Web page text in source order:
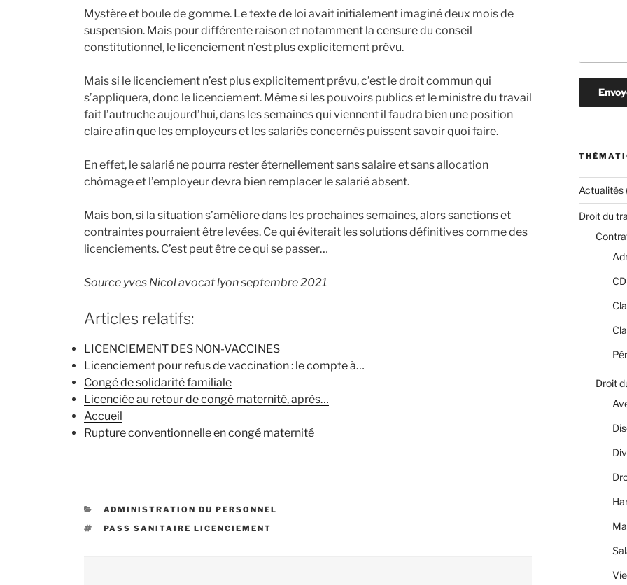
Mystère et boule de gomme. Le texte de loi avait initialement imaginé deux mois de
suspension. Mais pour différente raison et notamment la censure du conseil
constitutionnel, le licenciement n’est plus explicitement prévu.
Mais si le licenciement n’est plus explicitement prévu, c’est le droit commun qui
s’appliquera, donc le licenciement. Même si les pouvoirs publics et le ministre du travail
fait l’autruche aujourd’hui, dans les semaines qui viennent il faudra bien une position
claire afin que les employeurs et les salariés concernés puissent savoir quoi faire.
En effet, le salarié ne pourra rester éternellement sans salaire et sans allocation
chômage et l’employeur devra bien remplacer le salarié absent.
Mais bon, si la situation s’améliore dans les prochaines semaines, alors sanctions et
contraintes pourraient être levées. Ce qui éviterait les solutions définitives comme des
licenciements. C’est peut être ce qui se passer…
Source yves Nicol avocat lyon septembre 2021
Articles relatifs:
LICENCIEMENT DES NON-VACCINES
Licenciement pour refus de vaccination : le compte à…
Congé de solidarité familiale
Licenciée au retour de congé maternité, après…
Accueil
Rupture conventionnelle en congé maternité
CATÉGORIES
ADMINISTRATION DU PERSONNEL
ÉTIQUETTES
PASS SANITAIRE LICENCIEMENT
Actualités
Droit du
Droit